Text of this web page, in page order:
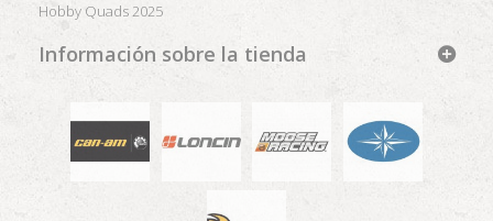
Hobby Quads 2025
Información sobre la tienda